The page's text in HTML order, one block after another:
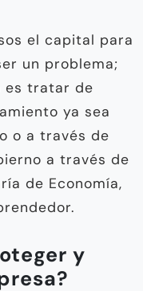
el capital para
un problema;
es tratar de
ya sea
o a través de
a través de
de Economía,
y